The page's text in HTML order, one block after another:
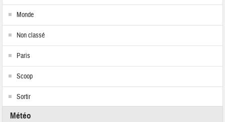
Monde
Non classé
Paris
Scoop
Sortir
Météo